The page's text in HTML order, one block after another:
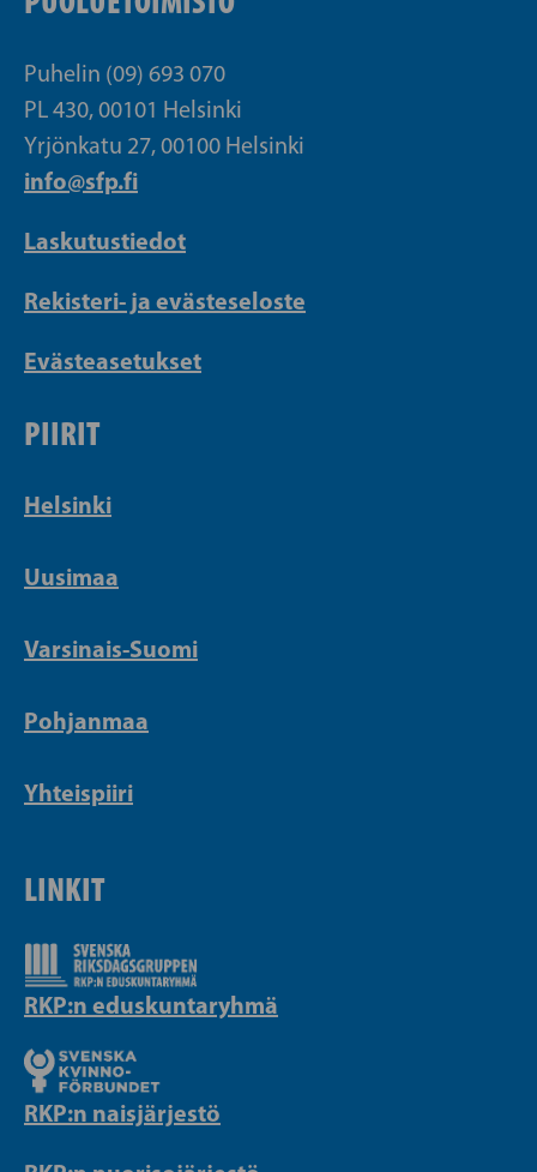
Puhelin (09) 693 070
PL 430, 00101 Helsinki
Yrjönkatu 27, 00100 Helsinki
info@sfp.fi
Laskutustiedot
Rekisteri- ja evästeseloste
Evästeasetukset
PIIRIT
Helsinki
Uusimaa
Varsinais-Suomi
Pohjanmaa
Yhteispiiri
LINKIT
RKP:n eduskuntaryhmä
RKP:n naisjärjestö